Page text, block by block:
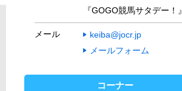
『GOGO競馬サタデー！』
メール
keiba@jocr.jp
メールフォーム
コーナー